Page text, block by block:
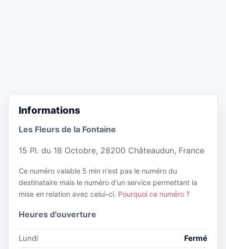
Informations
Les Fleurs de la Fontaine
15 Pl. du 18 Octobre, 28200 Châteaudun, France
Ce numéro valable 5 min n'est pas le numéro du
destinataire mais le numéro d'un service permettant la
mise en relation avec celui-ci. Pourquoi ce numéro ?
Heures d'ouverture
Lundi
Fermé